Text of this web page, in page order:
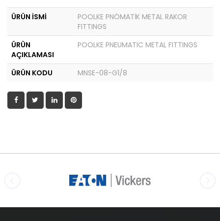
ÜRÜN İSMİ
POOLKE PNÖMATİK METAL RAKOR
FITTINGS
ÜRÜN
AÇIKLAMASI
POOLKE PNEUMATIC METAL FITTINGS
ÜRÜN KODU MNSE-08-G1/8